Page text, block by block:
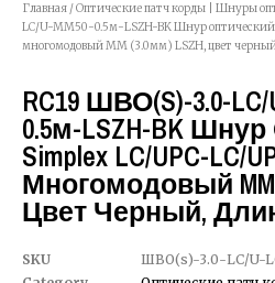
Главная /Оптические патч корды | Шнуры
LC/U-MM50-0.5м-LSZH-BK Шнур оптический
многомодовый MM (3.0мм) LSZH, цвет
RC19 ШВО(s)-3.0-LC/
0.5м-LSZH-BK
Simplex LC/UPC-LC/
Многомодовый MM
Цвет Черный,
SKU
ШВО(s)-3.0-LC/U-